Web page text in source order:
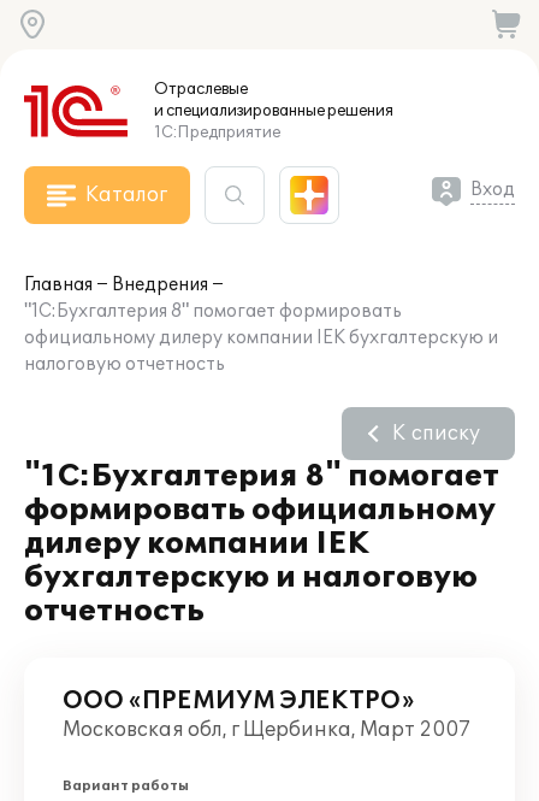
Отраслевые
и специализированныерешения
1С:Предприятие
Каталог Вход
Главная
Внедрения
"1С:Бухгалтерия 8" помогает формировать
официальному дилеру компании IEK бухгалтерскую и
налоговую отчетность
"1С:Бухгалтерия 8" помогает
формировать официальному
дилеру компании IEK
бухгалтерскую и налоговую
отчетность
К списку
ООО «ПРЕМИУМ ЭЛЕКТРО»
Московская обл, г Щербинка, Март 2007
Вариант работы